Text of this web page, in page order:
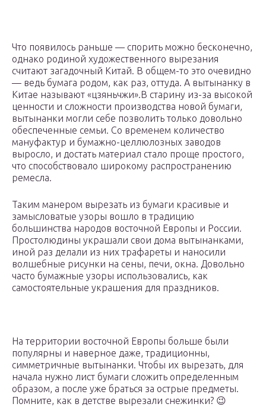
Что появилось раньше — спорить можно бесконечно,
однако родиной художественного вырезания
считают загадочный Китай. В общем-то это очевидно
— ведь бумага родом, как раз, оттуда. А вытынанку в
Китае называют «цзяньчжи».В старину из-за высокой
ценности и сложности производства новой бумаги,
вытынанки могли себе позволить только довольно
обеспеченные семьи. Со временем количество
мануфактур и бумажно-целлюлозных заводов
выросло, и достать материал стало проще простого,
что способствовало широкому распространению
ремесла.
Таким манером вырезать из бумаги красивые и
замысловатые узоры вошло в традицию
большинства народов восточной Европы и России.
Простолюдины украшали свои дома вытынанками,
иной раз делали из них трафареты и наносили
волшебные рисунки на сены, печи, окна. Довольно
часто бумажные узоры использовались, как
самостоятельные украшения для праздников.
На территории восточной Европы больше были
популярны и наверное даже, традиционны,
симметричные вытынанки. Чтобы их вырезать, для
начала нужно лист бумаги сложить определенным
образом, а после уже браться за острые предметы.
Помните, как в детстве вырезали снежинки? 😉